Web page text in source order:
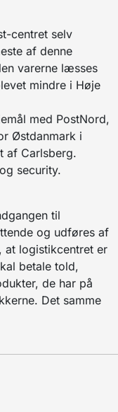
centret selv
af denne
varerne læsses
mindre i Høje
med PostNord,
Østdanmark i
af Carlsberg.
security.
til
og udføres af
at logistikcentret er
betale told,
de har på
Det samme